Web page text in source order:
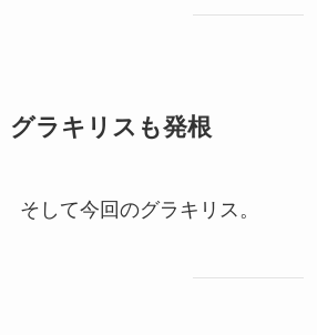
グラキリスも発根
そして今回のグラキリス。